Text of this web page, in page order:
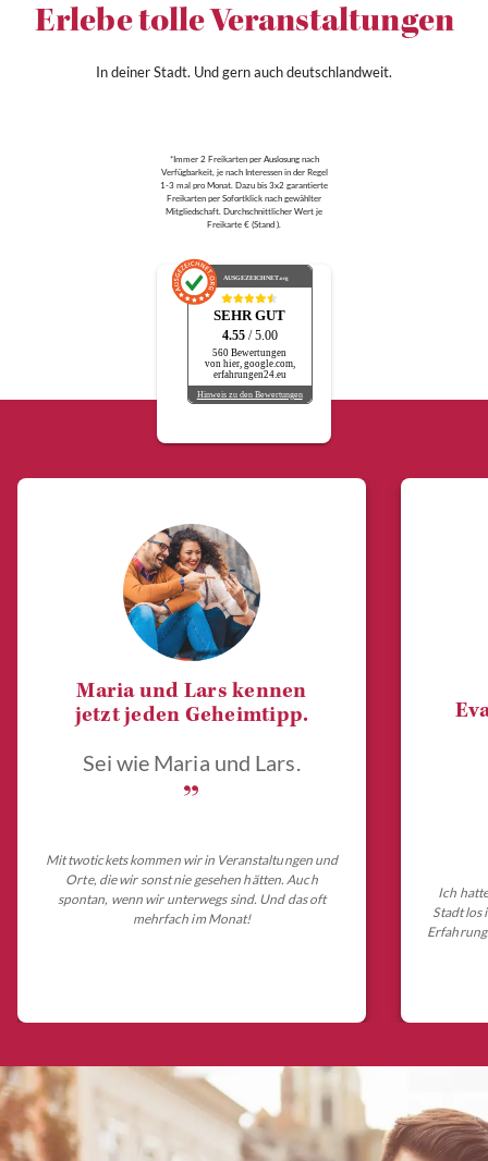
Erlebe tolle Veranstaltungen
In deiner Stadt. Und gern auch deutschlandweit.
*Immer 2 Freikarten per Auslosung nach
Verfügbarkeit, je nach Interessen in der Regel
1-3 mal pro Monat. Dazu bis 3x2 garantierte
Freikarten per Sofortklick nach gewählter
Mitgliedschaft. Durchschnittlicher Wert je
Freikarte € (Stand ).
AUSGEZEICHNET.org
SEHR GUT
4.55 / 5.00
560 Bewertungen
von hier, google.com,
erfahrungen24.eu
Hinweis zu den Bewertungen
Maria und Lars kennen
jetzt jeden Geheimtipp.
Sei wie Maria und Lars.
„
Mit twotickets kommen wir in Veranstaltungen und
Orte, die wir sonst nie gesehen hätten. Auch
spontan, wenn wir unterwegs sind. Und das oft
mehrfach im Monat!
Ich
Stadt los